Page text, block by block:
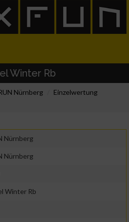
Winter Rb
Nürnberg
Einzelwertung
Nürnberg
Nürnberg
Winter Rb